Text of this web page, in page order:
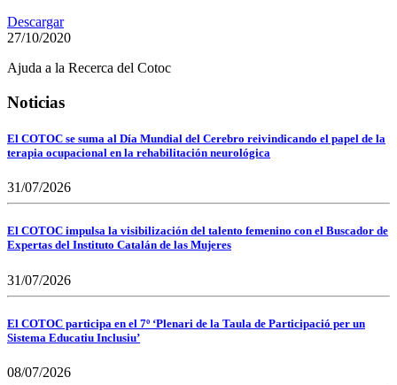
Descargar
27/10/2020
Ajuda a la Recerca del Cotoc
Noticias
El COTOC se suma al Día Mundial del Cerebro reivindicando el papel de la
terapia ocupacional en la rehabilitación neurológica
31/07/2026
El COTOC impulsa la visibilización del talento femenino con el Buscador de
Expertas del Instituto Catalán de las Mujeres
31/07/2026
El COTOC participa en el 7º ‘Plenari de la Taula de Participació per un
Sistema Educatiu Inclusiu’
08/07/2026